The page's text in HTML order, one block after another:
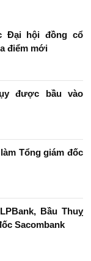
Đại hội đồng cổ
điểm mới
được bầu vào
Tổng giám đốc
Bầu Thuỵ
Sacombank